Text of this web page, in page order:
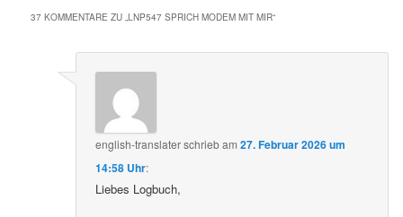
37 KOMMENTARE ZU „LNP547 SPRICH MODEM MIT MIR“
english-translaterschriebam27. Februar 2026 um
14:58 Uhr:
Liebes Logbuch,